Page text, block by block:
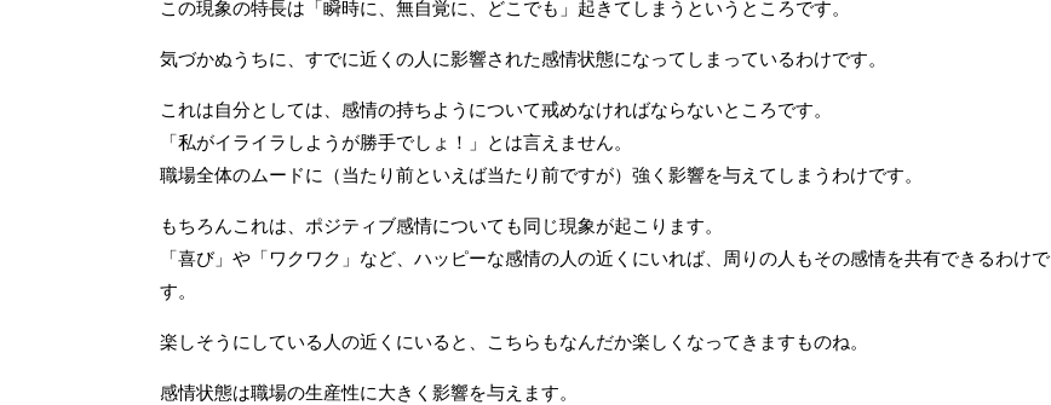
この現象の特長は「瞬時に、無自覚に、どこでも」起きてしまうというところです。
気づかぬうちに、すでに近くの人に影響された感情状態になってしまっているわけです。
これは自分としては、感情の持ちようについて戒めなければならないところです。
「私がイライラしようが勝手でしょ！」とは言えません。
職場全体のムードに（当たり前といえば当たり前ですが）強く影響を与えてしまうわけです。
もちろんこれは、ポジティブ感情についても同じ現象が起こります。
「喜び」や「ワクワク」など、ハッピーな感情の人の近くにいれば、周りの人もその感情を共有できるわけで
す。
楽しそうにしている人の近くにいると、こちらもなんだか楽しくなってきますものね。
感情状態は職場の生産性に大きく影響を与えます。